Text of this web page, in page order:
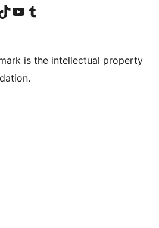
Facebook
accountaccount
our TikTok account
Visit our YouTube channel
Visit our Tumblr account
is the intellectual property